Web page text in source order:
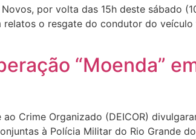
por volta das 15h deste sábado
o resgate do condutor do
“Moenda”
Crime Organizado (DEICOR)
à Polícia Militar do Rio Grande